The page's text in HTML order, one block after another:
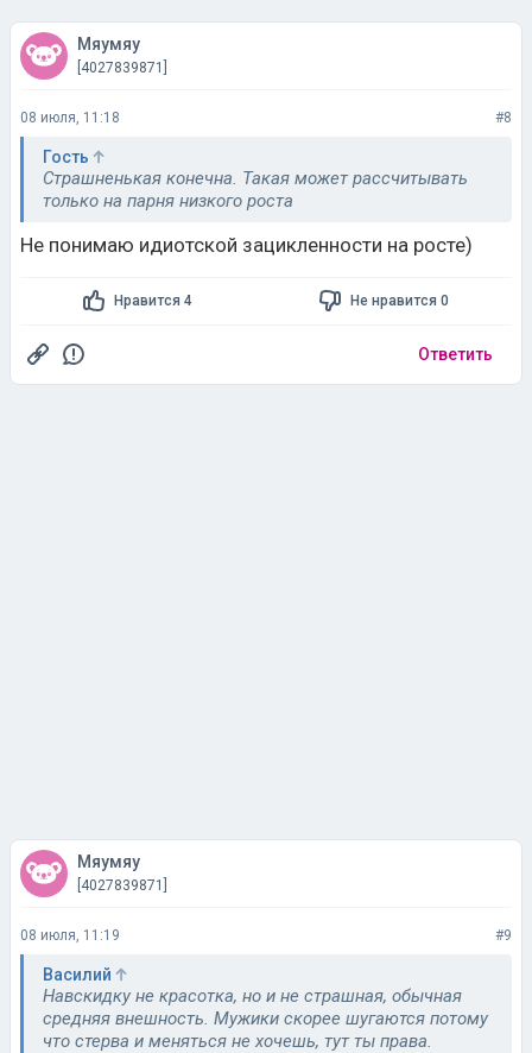
Мяумяу
[4027839871]
08 июля, 11:18 #8
Гость
Страшненькая конечна. Такая может рассчитывать
только на парня низкого роста
Не понимаю идиотской зацикленности на росте)
Нравится 4 Не нравится 0
Ответить
Мяумяу
[4027839871]
08 июля, 11:19 #9
Василий
Навскидку не красотка, но и не страшная, обычная
средняя внешность. Мужики скорее шугаются потому
что стерва и меняться не хочешь, тут ты права.